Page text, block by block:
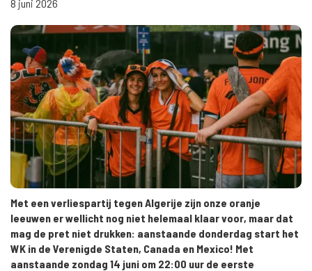
8 juni 2026
Met een verliespartij tegen Algerije zijn onze oranje
leeuwen er wellicht nog niet helemaal klaar voor, maar dat
mag de pret niet drukken: aanstaande donderdag start het
WK in de Verenigde Staten, Canada en Mexico! Met
aanstaande zondag 14 juni om 22:00 uur de eerste